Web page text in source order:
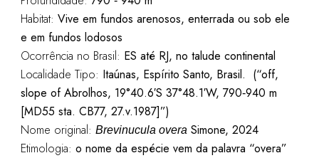
Habitat: Vive em fundos arenosos, enterrada ou sob ele
e em fundos lodosos
Ocorrência no Brasil: ES até RJ, no talude continental
Localidade Tipo: Itaúnas, Espírito Santo, Brasil. (“off,
slope of Abrolhos, 19°40.6′S 37°48.1′W, 790‑940 m
[MD55 sta. CB77, 27.v.1987]”)
Nome original: Brevinucula overaSimone, 2024
Etimologia: o nome da espécie vem da palavra “overa”